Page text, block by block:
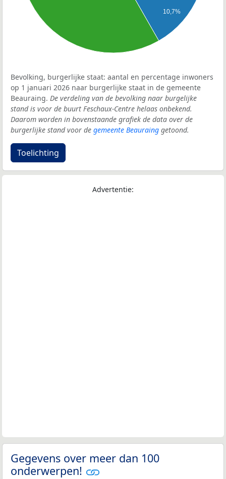
10,7%
Bevolking, burgerlijke staat: aantal en percentage inwoners
op 1 januari 2026 naar burgerlijke staat in de gemeente
Beauraing. De verdeling van de bevolking naar burgelijke
stand is voor de buurt Feschaux-Centre helaas onbekend.
Daarom worden in bovenstaande grafiek de data over de
burgerlijke stand voor de gemeente Beauraing getoond.
Toelichting
Advertentie:
Gegevens over meer dan 100
onderwerpen!